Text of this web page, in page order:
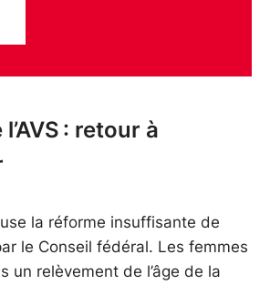
: retour à
la réforme insuffisante de
le Conseil fédéral. Les femmes
un relèvement de l’âge de la